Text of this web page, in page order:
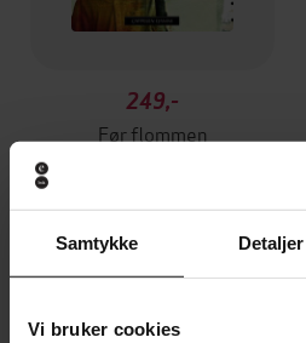
Samtykke Detaljer
Vi bruker cookies
249,-
Før flommen
Andre har også kjøpt